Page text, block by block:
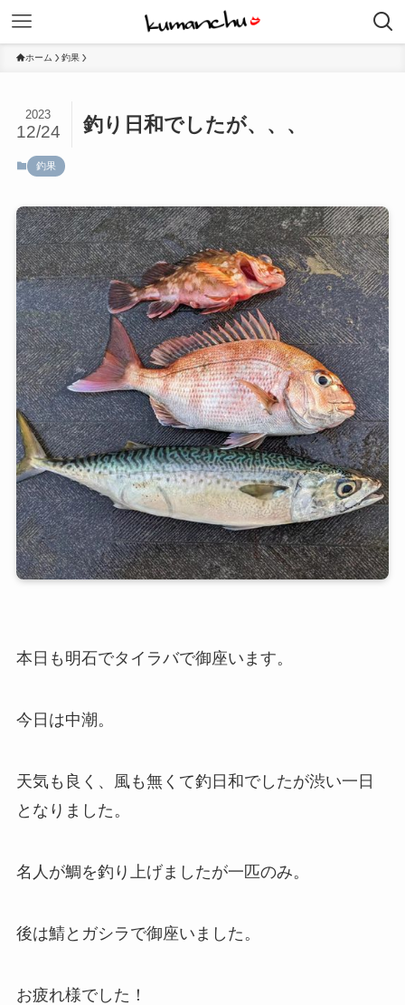
ホーム 釣果
釣り日和でしたが、、、
2023
12/24
釣果
本日も明石でタイラバで御座います。
今日は中潮。
天気も良く、風も無くて釣日和でしたが渋い一日
となりました。
名人が鯛を釣り上げましたが一匹のみ。
後は鯖とガシラで御座いました。
お疲れ様でした！